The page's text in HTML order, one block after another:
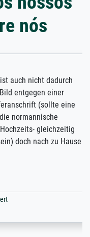
nós
dadurch
einer
eine
gleichzeitig
zu Hause